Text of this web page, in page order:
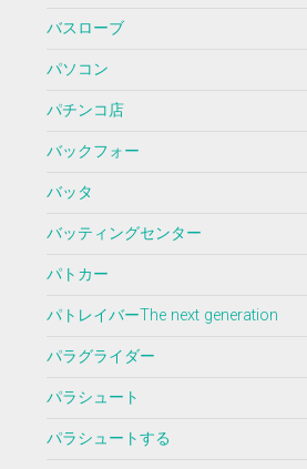
バスローブ
パソコン
パチンコ店
バックフォー
バッタ
バッティングセンター
パトカー
パトレイバーThe next generation
パラグライダー
パラシュート
パラシュートする